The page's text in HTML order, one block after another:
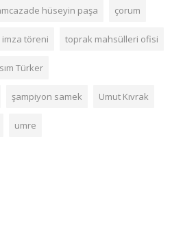
hüseyin paşa çorum
imza töreni toprak mahsülleri ofisi
Türker
şampiyon samek Umut Kıvrak
umre